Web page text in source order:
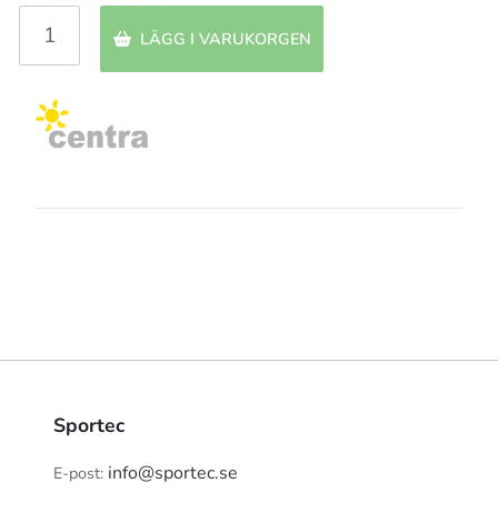
LÄGG I VARUKORGEN
Sportec
E-post: info@sportec.se